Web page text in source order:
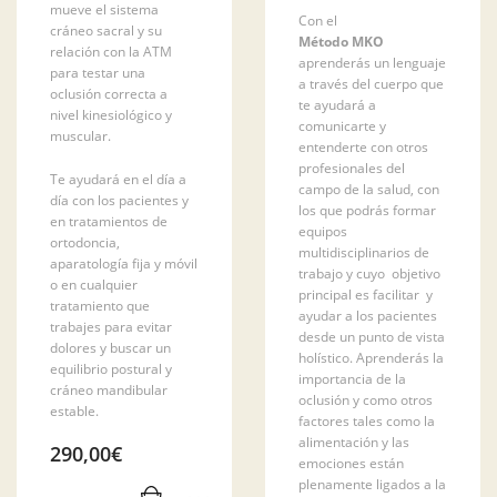
mueve el sistema
cráneo sacral y su
relación con la ATM
para testar una
oclusión correcta a
nivel kinesiológico y
muscular.
Te ayudará en el día a
día con los pacientes y
en tratamientos de
ortodoncia,
aparatología fija y móvil
o en cualquier
tratamiento que
trabajes para evitar
dolores y buscar un
equilibrio postural y
cráneo mandibular
estable.
290,00€
Con el
Método MKO
aprenderás un lenguaje
a través del cuerpo que
te ayudará a
comunicarte y
entenderte con otros
profesionales del
campo de la salud, con
los que podrás formar
equipos
multidisciplinarios de
trabajo y cuyo objetivo
principal es facilitar y
ayudar a los pacientes
desde un punto de vista
holístico. Aprenderás la
importancia de la
oclusión y como otros
factores tales como la
alimentación y las
emociones están
plenamente ligados a la